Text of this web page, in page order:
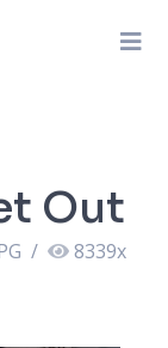
Out
/ 8339x